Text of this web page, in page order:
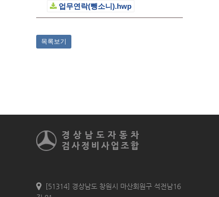
업무연락(뺑소니).hwp
목록보기
[51314] 경상남도 창원시 마산회원구 석전남16